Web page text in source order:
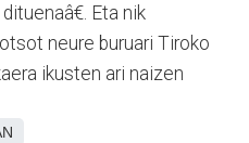
Eta nik
neure buruari Tiroko
ikusten ari naizen